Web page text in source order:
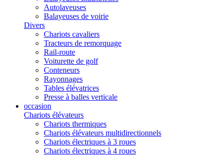
Autolaveuses
Balayeuses de voirie
Divers
Chariots cavaliers
Tracteurs de remorquage
Rail-route
Voiturette de golf
Conteneurs
Rayonnages
Tables élévatrices
Presse à balles verticale
occasion
Chariots élévateurs
Chariots thermiques
Chariots élévateurs multidirectionnels
Chariots électriques à 3 roues
Chariots électriques à 4 roues